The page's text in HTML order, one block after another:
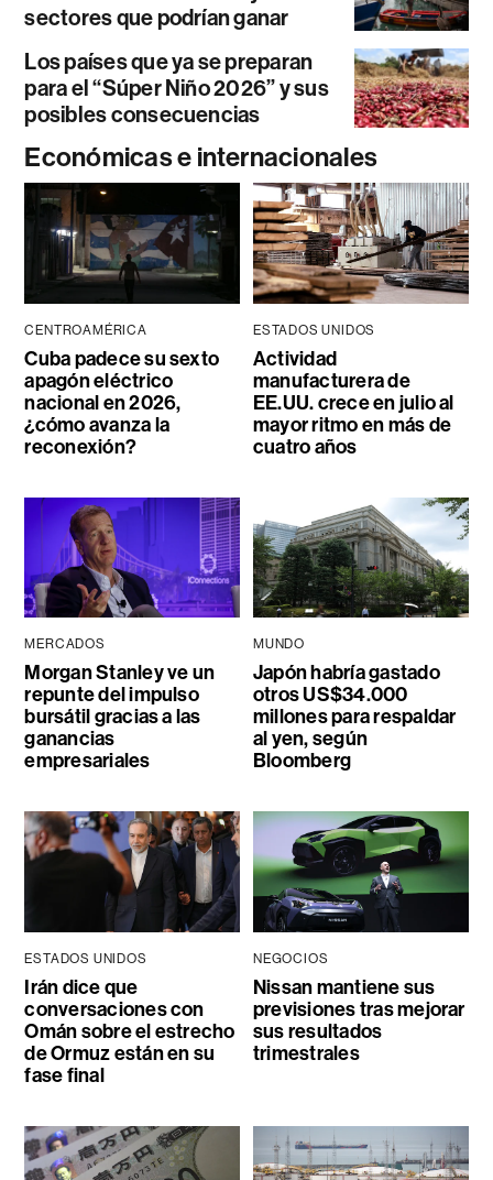
sectores que podrían ganar
Los países que ya se preparan
para el “Súper Niño 2026” y sus
posibles consecuencias
Económicas e internacionales
CENTROAMÉRICA
Cuba padece su sexto
apagón eléctrico
nacional en 2026,
¿cómo avanza la
reconexión?
ESTADOS UNIDOS
Actividad
manufacturera de
EE.UU. crece en julio al
mayor ritmo en más de
cuatro años
MERCADOS
Morgan Stanley ve un
repunte del impulso
bursátil gracias a las
ganancias
empresariales
MUNDO
Japón habría gastado
otros US$34.000
millones para respaldar
al yen, según
Bloomberg
ESTADOS UNIDOS
Irán dice que
conversaciones con
Omán sobre el estrecho
de Ormuz están en su
fase final
NEGOCIOS
Nissan mantiene sus
previsiones tras mejorar
sus resultados
trimestrales